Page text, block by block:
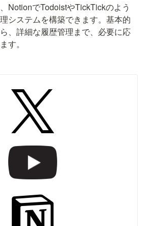
NotionでTodoistやTickTickのよう
システムを構築できます。基本的
、詳細な履歴管理まで、必要に応
す。